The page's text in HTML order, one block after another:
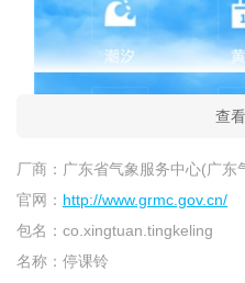
查
厂商： 广东省气象服务中心(广东
官网： http://www.grmc.gov.cn/
包名： co.xingtuan.tingkeling
名称： 停课铃